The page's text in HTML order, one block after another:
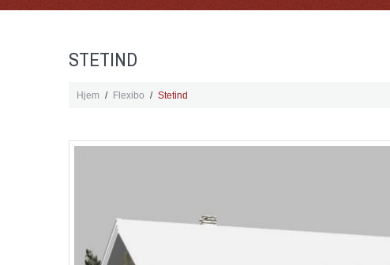
STETIND
Hjem Flexibo Stetind